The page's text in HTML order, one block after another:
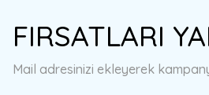
Ürün açıklamasında eksik bilgiler
Ürün fiyatı diğer sitelerden daha
FIRSATLARI
Mail adresinizi ekleyerek